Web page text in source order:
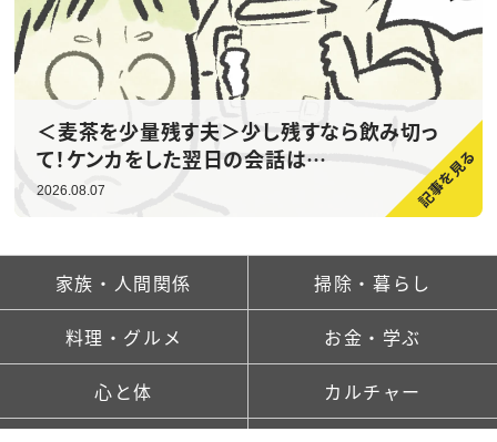
＜麦茶を少量残す夫＞少し残すなら飲み切っ
て！ケンカをした翌日の会話は…
2026.08.07
家族・人間関係 掃除・暮らし
料理・グルメ お金・学ぶ
心と体 カルチャー